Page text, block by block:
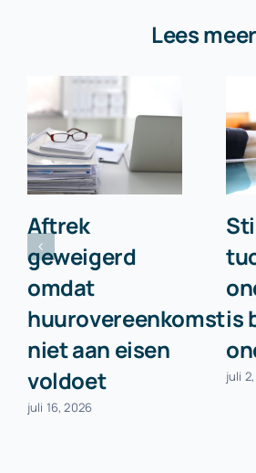
Lees meer
Aftrek
geweigerd
omdat
huurovereenkomst
niet aan eisen
voldoet
juli 16, 2026
is
juli